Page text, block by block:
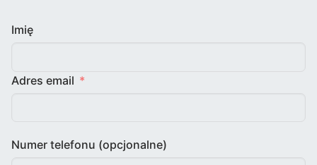
Imię
Adres email
Numer telefonu (opcjonalne)